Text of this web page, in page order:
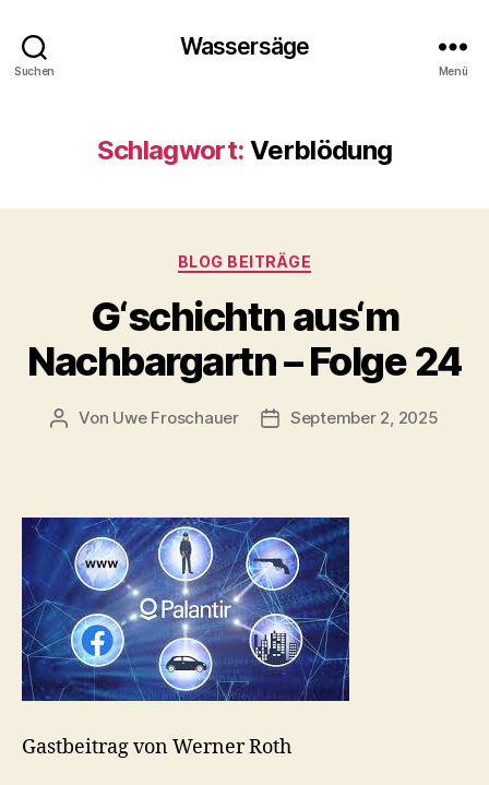
Suchen
Wassersäge
Menü
Schlagwort: Verblödung
Kategorien
BLOG BEITRÄGE
G‘schichtn aus‘m
Nachbargartn – Folge 24
Beitragsautor
Von Uwe Froschauer Beitragsdatum
September 2, 2025
Gastbeitrag von Werner Roth